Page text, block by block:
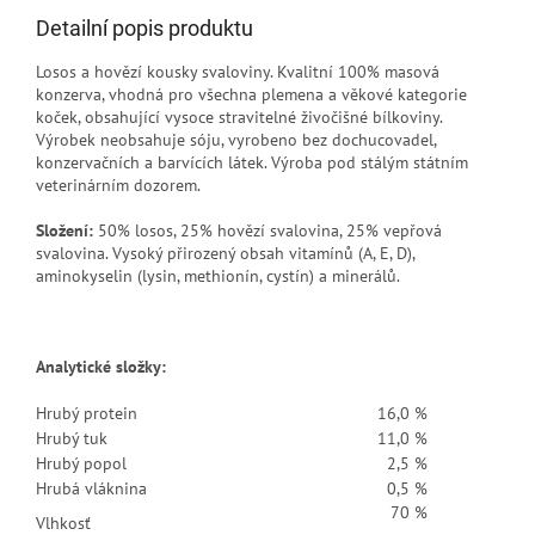
Detailní popis produktu
Losos a hovězí kousky svaloviny. Kvalitní 100% masová
konzerva, vhodná pro všechna plemena a věkové kategorie
koček, obsahující vysoce stravitelné živočišné bílkoviny.
Výrobek neobsahuje sóju, vyrobeno bez dochucovadel,
konzervačních a barvících látek. Výroba pod stálým státním
veterinárním dozorem.
Složení: 50% losos, 25% hovězí svalovina, 25% vepřová
svalovina. Vysoký přirozený obsah vitamínů (A, E, D),
aminokyselin (lysin, methionín, cystín) a minerálů.
Analytické složky:
Hrubý protein
16,0 %
Hrubý tuk
11,0 %
Hrubý popol
2,5 %
Hrubá vláknina
0,5 %
Vlhkosť
70 %